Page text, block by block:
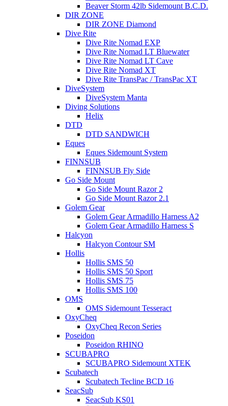
Beaver Storm 42lb Sidemount B.C.D.
DIR ZONE
DIR ZONE Diamond
Dive Rite
Dive Rite Nomad EXP
Dive Rite Nomad LT Bluewater
Dive Rite Nomad LT Cave
Dive Rite Nomad XT
Dive Rite TransPac / TransPac XT
DiveSystem
DiveSystem Manta
Diving Solutions
Helix
DTD
DTD SANDWICH
Eques
Eques Sidemount System
FINNSUB
FINNSUB Fly Side
Go Side Mount
Go Side Mount Razor 2
Go Side Mount Razor 2.1
Golem Gear
Golem Gear Armadillo Harness A2
Golem Gear Armadillo Harness S
Halcyon
Halcyon Contour SM
Hollis
Hollis SMS 50
Hollis SMS 50 Sport
Hollis SMS 75
Hollis SMS 100
OMS
OMS Sidemount Tesseract
OxyCheq
OxyCheq Recon Series
Poseidon
Poseidon RHINO
SCUBAPRO
SCUBAPRO Sidemount XTEK
Scubatech
Scubatech Tecline BCD 16
SeacSub
SeacSub KS01